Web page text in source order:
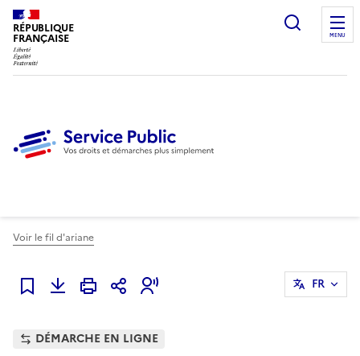
RÉPUBLIQUE
FRANÇAISE
Ouvrir
MENU
Voir le fil d'ariane
Ajouter à mes favoris
FR
DÉMARCHE EN LIGNE